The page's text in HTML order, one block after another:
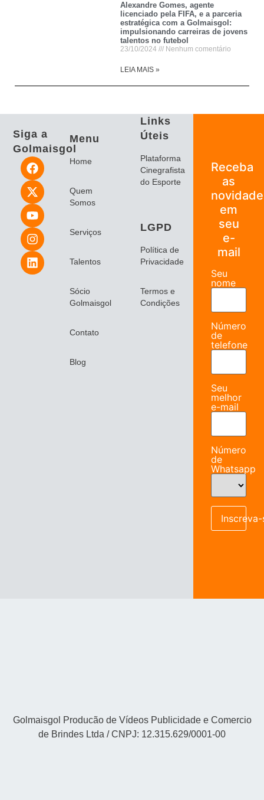
Alexandre Gomes, agente
licenciado pela FIFA, e a parceria
estratégica com a Golmaisgol:
impulsionando carreiras de jovens
talentos no futebol
23/10/2024 Nenhum comentário
LEIA MAIS »
Siga a
Golmaisgol
Menu
Home
Quem
Somos
Serviços
Talentos
Sócio
Golmaisgol
Contato
Blog
Links
Úteis
Plataforma
Cinegrafista
do Esporte
LGPD
Política de
Privacidade
Termos e
Condições
Receba
as
em
seu
e-
mail
Seu
nome
Número
de
telefone
Seu
melhor
e-mail
Número
de
Whatsapp
Inscreva-
Golmaisgol Producão de Vídeos Publicidade e Comercio
de Brindes Ltda / CNPJ: 12.315.629/0001-00